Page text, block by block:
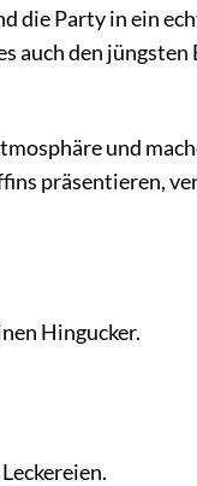
die Party in ein
auch den jüngsten
und
präsentieren,
Hingucker.